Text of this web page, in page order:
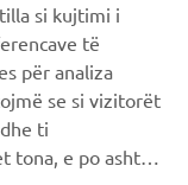
si kujtimi i
të
për analiza
se si vizitorët
ti
e po ashtu ti